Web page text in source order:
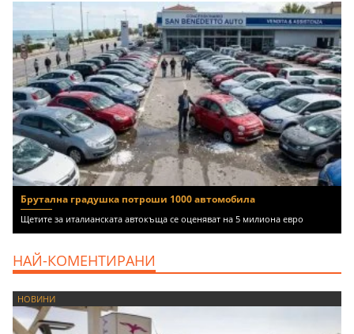
Брутална градушка потроши 1000 автомобила
Щетите за италианската автокъща се оценяват на 5 милиона евро
НАЙ-КОМЕНТИРАНИ
НОВИНИ